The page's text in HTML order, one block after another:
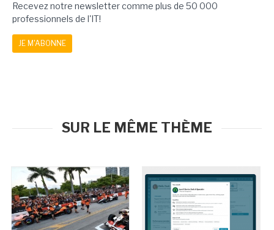
Recevez notre newsletter comme plus de 50 000
professionnels de l'IT!
JE M'ABONNE
SUR LE MÊME THÈME